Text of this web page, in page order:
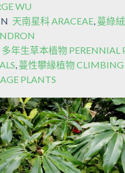
WU
天南星科 ARACEAE, 蔓綠
多年生草本植物 PERENNIAL
, 蔓性攀緣植物
PLANTS